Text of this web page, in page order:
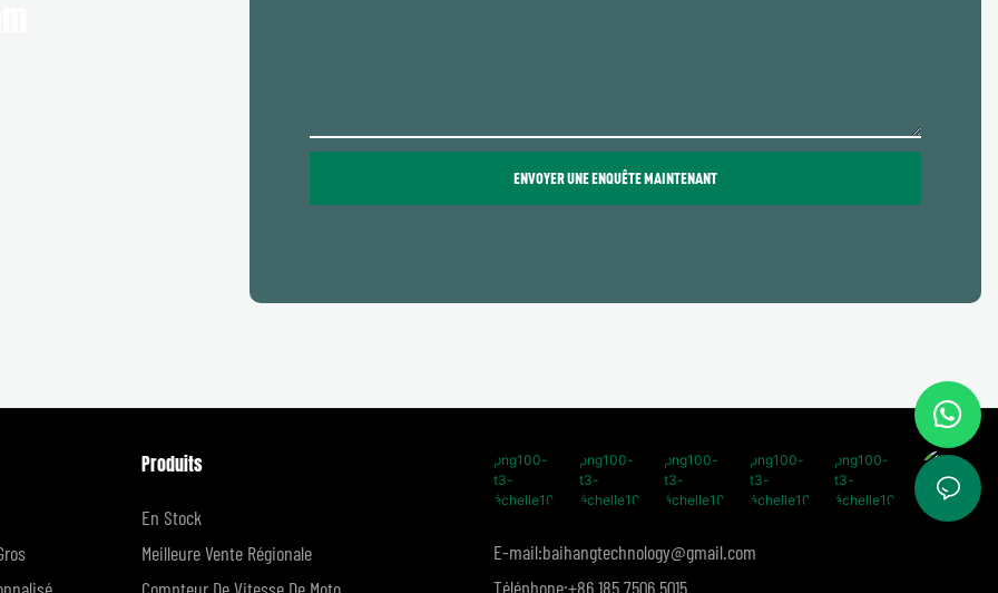
ENVOYER UNE ENQUÊTE MAINTENANT
Produits
En Stock
Meilleure Vente Régionale
E-mail:baihangtechnology@gmail.com
Téléphone:+86 185 7506 5015